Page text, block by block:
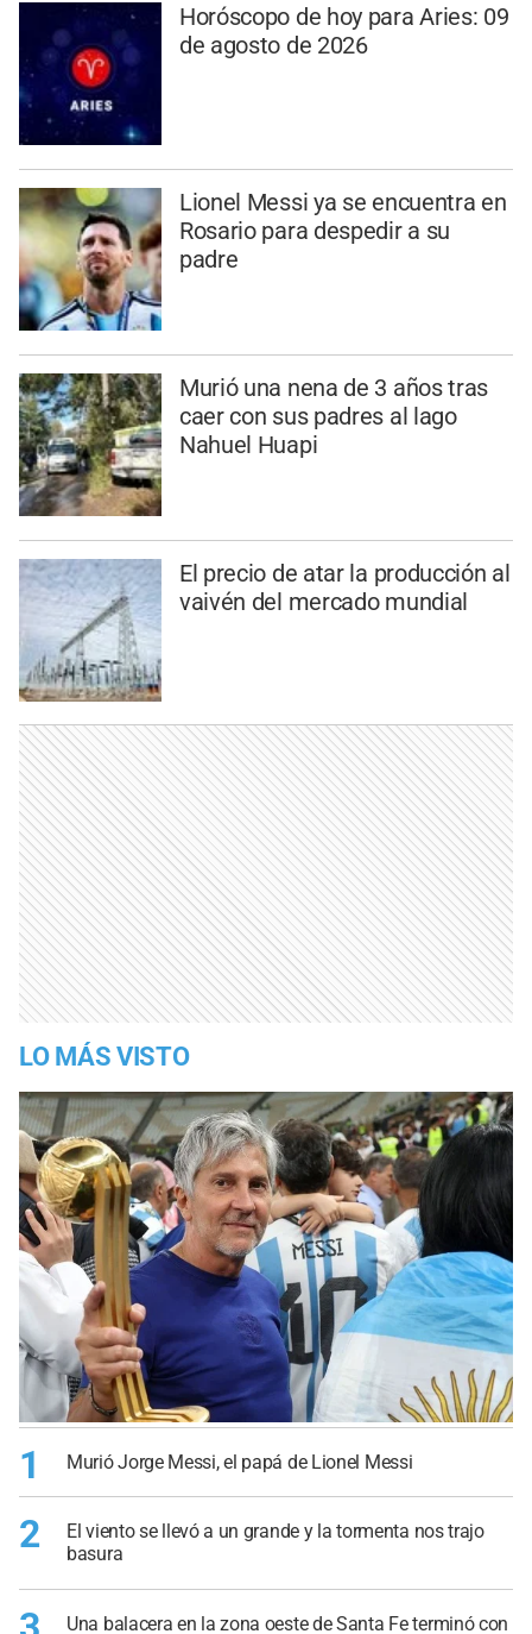
Horóscopo de hoy para Aries: 09
de agosto de 2026
Lionel Messi ya se encuentra en
Rosario para despedir a su
padre
Murió una nena de 3 años tras
caer con sus padres al lago
Nahuel Huapi
El precio de atar la producción al
vaivén del mercado mundial
LO MÁS VISTO
1 Murió Jorge Messi, el papá de Lionel Messi
2
El viento se llevó a un grande y la tormenta nos trajo
basura
Una balacera en la zona oeste de Santa Fe terminó con